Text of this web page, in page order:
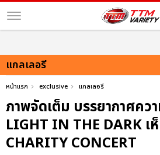
แกลเลอรี
หน้าแรก exclusive แกลเลอรี
ภาพจัดเต็ม บรรยากาศคว
LIGHT IN THE DARK เ
CHARITY CONCERT